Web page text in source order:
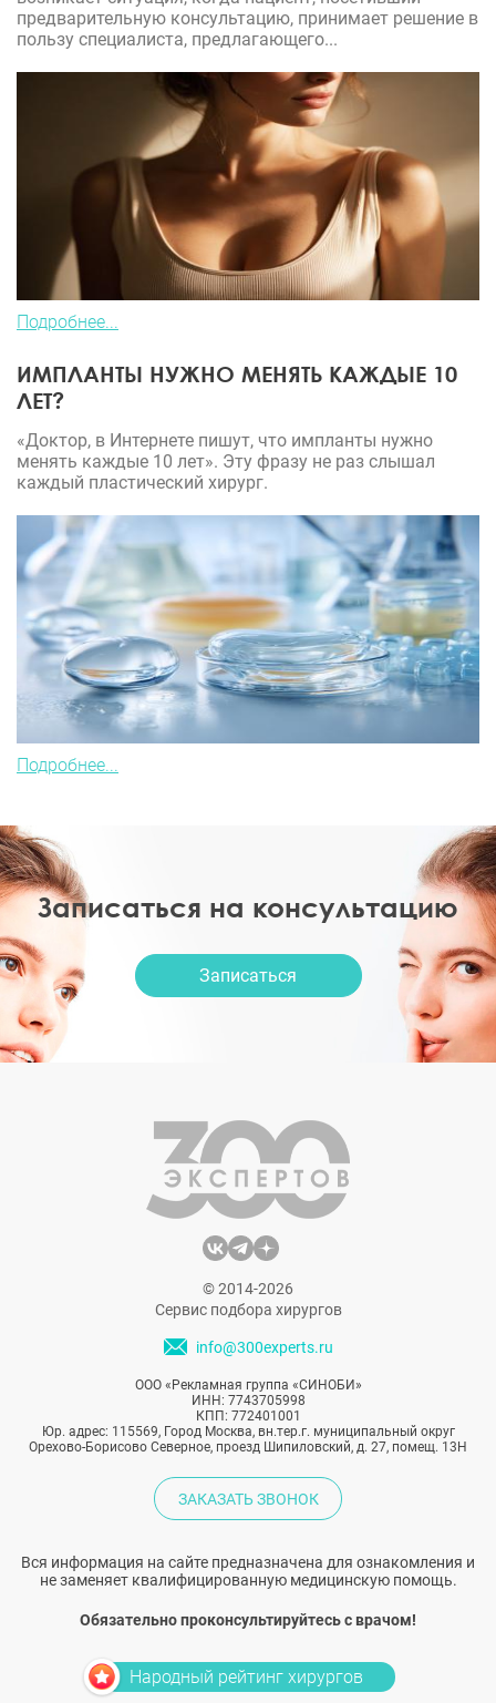
предварительную консультацию, принимает решение в
пользу специалиста, предлагающего...
Подробнее...
ИМПЛАНТЫ НУЖНО МЕНЯТЬ КАЖДЫЕ 10
ЛЕТ?
«Доктор, в Интернете пишут, что импланты нужно
менять каждые 10 лет». Эту фразу не раз слышал
каждый пластический хирург.
Подробнее...
Записаться на консультацию
Записаться
© 2014-2026
Сервис подбора хирургов
info@300experts.ru
ООО «Рекламная группа «СИНОБИ»
ИНН: 7743705998
КПП: 772401001
Юр. адрес: 115569, Город Москва, вн.тер.г. муниципальный округ
Орехово-Борисово Северное, проезд Шипиловский, д. 27, помещ. 13Н
ЗАКАЗАТЬ ЗВОНОК
Вся информация на сайте предназначена для ознакомления и
не заменяет квалифицированную медицинскую помощь.
Обязательно проконсультируйтесь с врачом!
Народный рейтинг хирургов